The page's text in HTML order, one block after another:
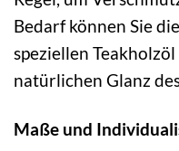
Bedarf können Sie
speziellen
natürlichen Glanz
Maße und